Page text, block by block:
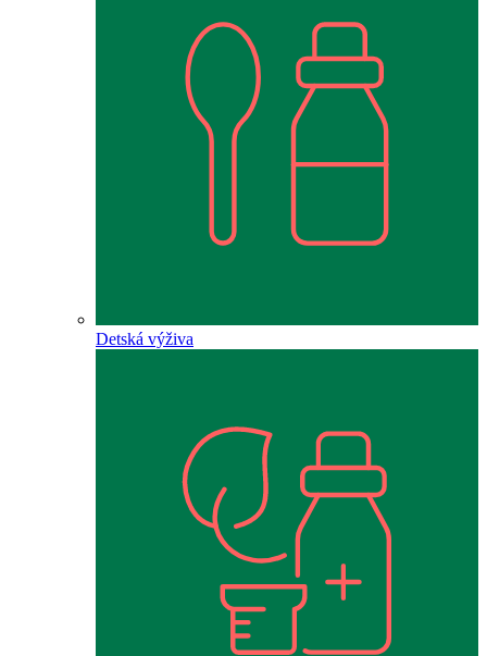
Detská výživa